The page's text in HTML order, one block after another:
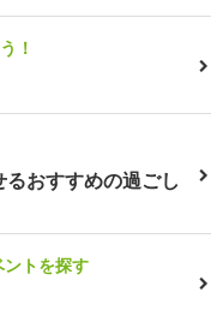
！
おすすめの過ごし
ントを探す